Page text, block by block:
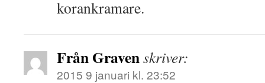
korankramare.
Från Gravenskriver:
2015 9 januari kl. 23:52